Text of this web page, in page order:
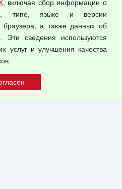
данных
, включая сбор информации о
типе, языке и версии
а также данных об
Эти сведения используются
услуг и улучшения качества